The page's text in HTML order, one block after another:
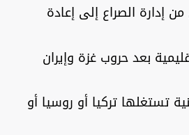
إدارة الصراع إلى إعادة
بعد حروب غزة وإيران
تستغلها تركيا أو روسيا أو